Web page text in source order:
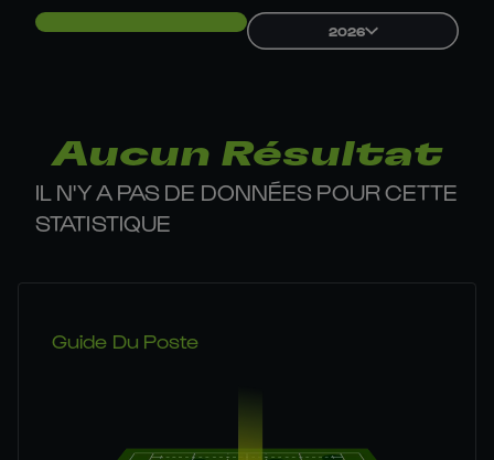
2026
Aucun Résultat
IL N'Y A PAS DE DONNÉES POUR CETTE
STATISTIQUE
Guide Du Poste